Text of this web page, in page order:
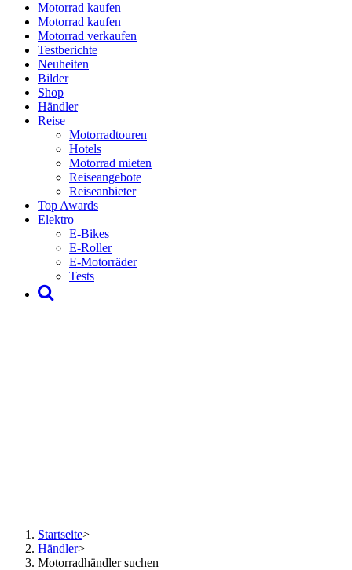
Motorrad kaufen
Motorrad kaufen
Motorrad verkaufen
Testberichte
Neuheiten
Bilder
Shop
Händler
Reise
Motorradtouren
Hotels
Motorrad mieten
Reiseangebote
Reiseanbieter
Top Awards
Elektro
E-Bikes
E-Roller
E-Motorräder
Tests
Startseite>
Händler>
Motorradhändler suchen